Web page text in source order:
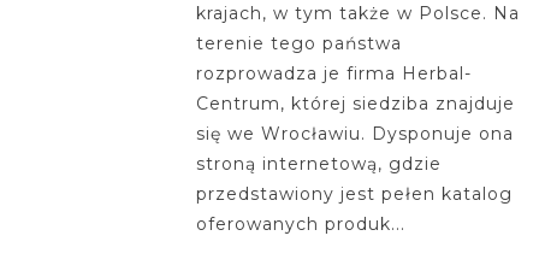
krajach, w tym także w Polsce. Na
terenie tego państwa
rozprowadza je firma Herbal-
Centrum, której siedziba znajduje
się we Wrocławiu. Dysponuje ona
stroną internetową, gdzie
przedstawiony jest pełen katalog
oferowanych produk...